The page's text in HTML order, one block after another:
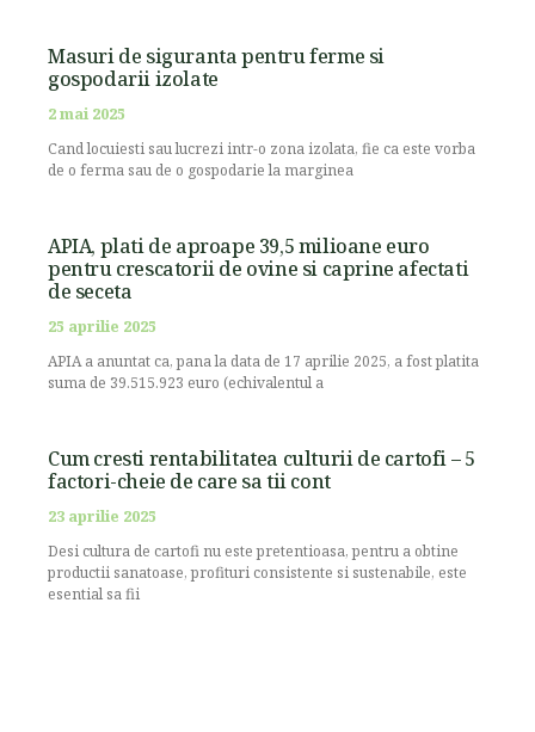
Masuri de siguranta pentru ferme si
gospodarii izolate
2 mai 2025
Cand locuiesti sau lucrezi intr-o zona izolata, fie ca este vorba
de o ferma sau de o gospodarie la marginea
APIA, plati de aproape 39,5 milioane euro
pentru crescatorii de ovine si caprine afectati
de seceta
25 aprilie 2025
APIA a anuntat ca, pana la data de 17 aprilie 2025, a fost platita
suma de 39.515.923 euro (echivalentul a
Cum cresti rentabilitatea culturii de cartofi – 5
factori-cheie de care sa tii cont
23 aprilie 2025
Desi cultura de cartofi nu este pretentioasa, pentru a obtine
productii sanatoase, profituri consistente si sustenabile, este
esential sa fii